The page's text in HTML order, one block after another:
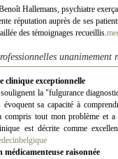
Hallemans, psychiatre
réputation auprès de ses
des témoignages recueillis.
unanimement
clinique exceptionnelle
la "fulgurance
évoquent sa capacité à
compris tout mon problème et
est décrite comme
médicamenteuse raisonnée